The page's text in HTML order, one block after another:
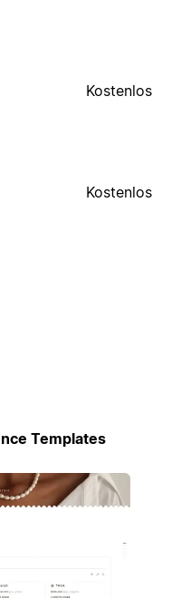
Kostenlos
Kostenlos
Templates